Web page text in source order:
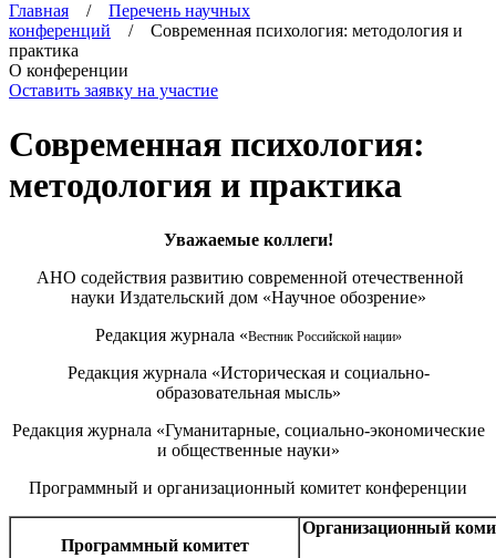
Главная / Перечень научных
конференций / Современная психология: методология и
практика
О конференции
Оставить заявку на участие
Современная психология:
методология и практика
Уважаемые коллеги!
АНО содействия развитию современной отечественной
науки Издательский дом «Научное обозрение»
Редакция журнала «Вестник Российской нации»
Редакция журнала «Историческая и социально-
образовательная мысль»
Редакция журнала «Гуманитарные, социально-экономические
и общественные науки»
Программный и организационный комитет конференции
Программный комитет
Организационный